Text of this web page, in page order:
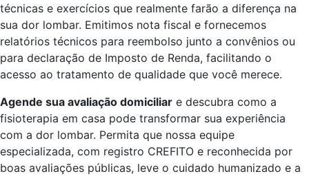
técnicas e exercícios que realmente farão a diferença na
sua dor lombar. Emitimos nota fiscal e fornecemos
relatórios técnicos para reembolso junto a convênios ou
para declaração de Imposto de Renda, facilitando o
acesso ao tratamento de qualidade que você merece.
Agende sua avaliação domiciliar e descubra como a
fisioterapia em casa pode transformar sua experiência
com a dor lombar. Permita que nossa equipe
especializada, com registro CREFITO e reconhecida por
boas avaliações públicas, leve o cuidado humanizado e a